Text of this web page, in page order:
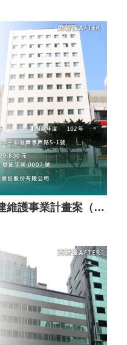
（正豐大樓）都市更新整建維護事業計畫案（套餐A）